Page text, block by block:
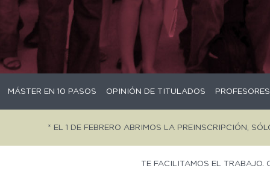
MÁSTER EN 10 PASOS OPINIÓN DE TITULADOS PROFESORES
* EL 1 DE FEBRERO ABRIMOS LA PREINSCRIPCIÓN,
TE FACILITAMOS EL TRABAJO.